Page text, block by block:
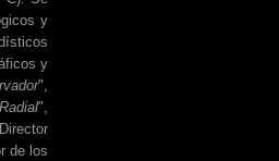
y
y
",
",
de los